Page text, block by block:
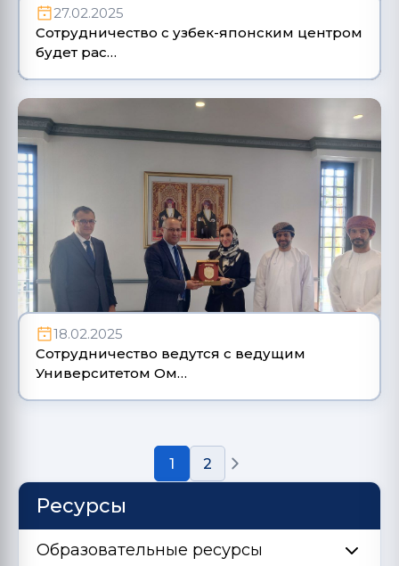
27.02.2025
Сотрудничество с узбек-японским центром
будет рас…
18.02.2025
Сотрудничество ведутся с ведущим
Университетом Ом…
1 2
Ресурсы
Образовательные ресурсы